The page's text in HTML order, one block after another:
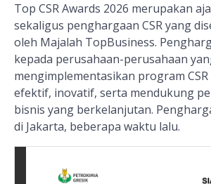
Top CSR Awards 2026 merupakan
sekaligus penghargaan CSR yang
oleh Majalah TopBusiness.
kepada perusahaan-perusahaan
mengimplementasikan program CSR
efektif, inovatif, serta mendukung
bisnis yang berkelanjutan.
di Jakarta, beberapa waktu lalu.